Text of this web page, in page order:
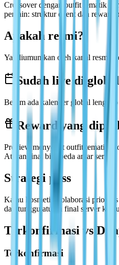
Crossover dengan outfit tematik
pemain: struktur event dan reward
Apakah resmi?
Ya, diumumkan oleh kanal resmi
Sudah live di
Belum ada kalender global
Reward yang
Preview menyebut outfit tematik,
Aturan final bisa beda antar server.
Strategi pass
Kalau kosmetik kolaborasi prioritas
dan tunggu aturan final server
Terkonfirmasi vs
Terkonfirmasi